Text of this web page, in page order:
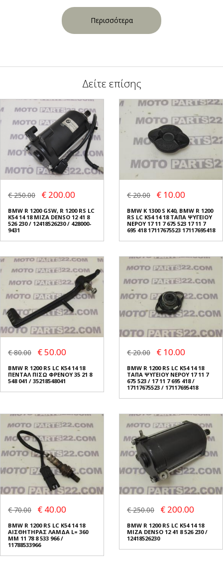
Περισσότερα
Δείτε επίσης
€ 250.00 € 200.00
BMW R 1200 GSW, R 1200 RS LC
K54 14 18 ΜΙΖΑ DENSO 12 41 8
526 230 / 12418526230 / 428000-
9431
€ 20.00 € 10.00
BMW K 1300 S K40, BMW R 1200
RS LC K54 14 18 ΤΑΠΑ ΨΥΓΕΙΟΥ
ΝΕΡΟΥ 17 11 7 675 523 17 11 7
695 418 17117675523 17117695418
€ 80.00 € 50.00
BMW R 1200 RS LC K54 14 18
ΠΕΝΤΑΛ ΠΙΣΩ ΦΡΕΝΟΥ 35 21 8
548 041 / 35218548041
€ 20.00 € 10.00
BMW R 1200 RS LC K54 14 18
ΤΑΠΑ ΨΥΓΕΙΟΥ ΝΕΡΟΥ 17 11 7
675 523 / 17 11 7 695 418 /
17117675523 / 17117695418
€ 70.00 € 40.00
BMW R 1200 RS LC K54 14 18
ΑΙΣΘΗΤΗΡΑΣ ΛΑΜΔΑ L= 360
MM 11 78 8 533 966 /
11788533966
€ 250.00 € 200.00
BMW R 1200 RS LC K54 14 18
ΜΙΖΑ DENSO 12 41 8 526 230 /
12418526230